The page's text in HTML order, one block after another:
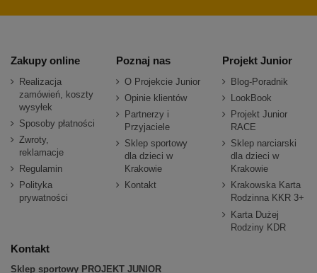
Zakupy online
Realizacja
zamówień, koszty
wysyłek
Sposoby płatności
Zwroty,
reklamacje
Regulamin
Polityka
prywatności
Poznaj nas
O Projekcie Junior
Opinie klientów
Partnerzy i
Przyjaciele
Sklep sportowy
dla dzieci w
Krakowie
Kontakt
Projekt Junior
Blog-Poradnik
LookBook
Projekt Junior
RACE
Sklep narciarski
dla dzieci w
Krakowie
Krakowska Karta
Rodzinna KKR 3+
Karta Dużej
Rodziny KDR
Kontakt
Sklep sportowy PROJEKT JUNIOR